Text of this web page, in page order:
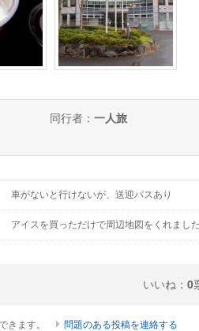
同行者： 一人旅
車がないと行けないが、送迎バスあり
アイスを買っただけで周辺地図をくれました
いいね： 0
きます。 問題のある投稿を連絡する